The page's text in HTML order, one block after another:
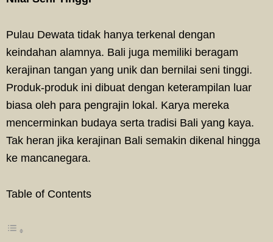
Pulau Dewata tidak hanya terkenal dengan
keindahan alamnya. Bali juga memiliki beragam
kerajinan tangan yang unik dan bernilai seni tinggi.
Produk-produk ini dibuat dengan keterampilan luar
biasa oleh para pengrajin lokal. Karya mereka
mencerminkan budaya serta tradisi Bali yang kaya.
Tak heran jika kerajinan Bali semakin dikenal hingga
ke mancanegara.
Table of Contents